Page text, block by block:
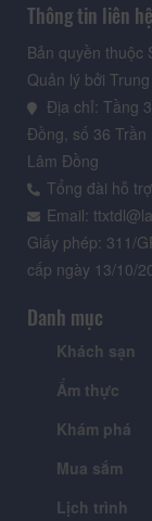
Thông tin liên hệ
Bản quyền thuộc
Quản lý bởi
Địa chỉ: Tầng
Đồng, số 36 Trần
Lâm Đồng
Tổng đài hỗ
Email:
Giấy phép: 311/
cấp ngày 13/10/
Danh mục
Khách sạn
Ẩm thực
Khám phá
Mua sắm
Lịch trình